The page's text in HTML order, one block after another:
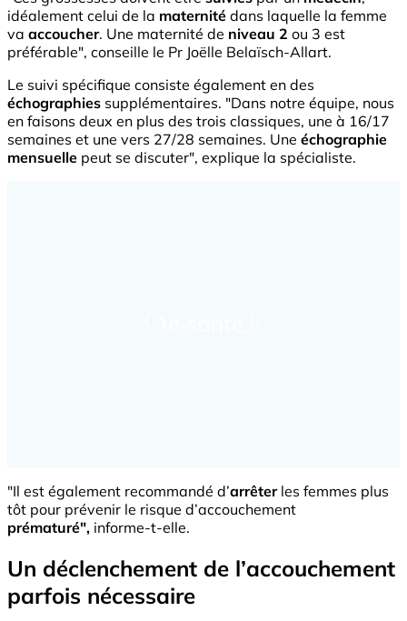
idéalement celui de la maternité dans laquelle la femme
va accoucher. Une maternité de niveau 2 ou 3 est
préférable", conseille le Pr Joëlle Belaïsch-Allart.
Le suivi spécifique consiste également en des
échographies supplémentaires. "Dans notre équipe, nous
en faisons deux en plus des trois classiques, une à 16/17
semaines et une vers 27/28 semaines. Une échographie
mensuelle peut se discuter", explique la spécialiste.
"Il est également recommandé d’arrêterles femmes plus
tôt pour prévenir le risque d’accouchement
prématuré", informe-t-elle.
Un déclenchement de l’accouchement
parfois nécessaire